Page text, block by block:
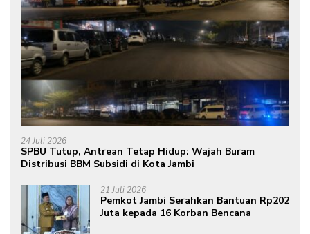
24 Juli 2026
SPBU Tutup, Antrean Tetap Hidup: Wajah Buram
Distribusi BBM Subsidi di Kota Jambi
21 Juli 2026
Pemkot Jambi Serahkan Bantuan Rp202
Juta kepada 16 Korban Bencana